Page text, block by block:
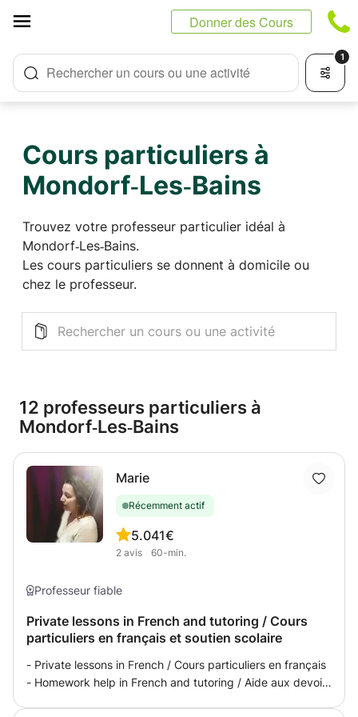
Donner des Cours
Rechercher un cours ou une activité
1
Cours particuliers à
Mondorf‑Les‑Bains
Trouvez votre professeur particulier idéal à
Mondorf‑Les‑Bains.
Les cours particuliers se donnent à domicile ou
chez le professeur.
12 professeurs particuliers à
Mondorf‑Les‑Bains
Marie
Récemment actif
5.0
2 avis
41€
60-min.
Professeur fiable
Private lessons in French and tutoring / Cours
particuliers en français et soutien scolaire
- Private lessons in French / Cours particuliers en français
- Homework help in French and tutoring / Aide aux devoirs